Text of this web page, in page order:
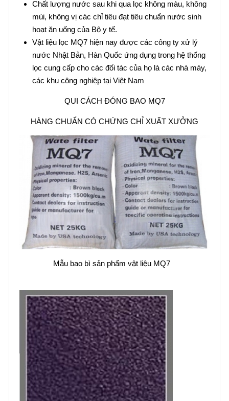
Chất lượng nước sau khi qua lọc không màu, không
mùi, không vị các chỉ tiêu đạt tiêu chuẩn nước sinh
hoạt ăn uống của Bộ y tế.
Vật liệu lọc MQ7 hiện nay được các công ty xử lý
nước Nhật Bản, Hàn Quốc ứng dụng trong hệ thống
lọc cung cấp cho các đối tác của họ là các nhà máy,
các khu công nghiệp tại Việt Nam
QUI CÁCH ĐÓNG BAO MQ7
HÀNG CHUẨN CÓ CHỨNG CHỈ XUẤT XƯỞNG
Mẫu bao bì sản phẩm vật liệu MQ7